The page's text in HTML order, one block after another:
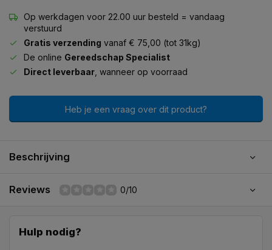
Op werkdagen voor 22.00 uur besteld = vandaag
verstuurd
Gratis verzending vanaf € 75,00 (tot 31kg)
De online Gereedschap Specialist
Direct leverbaar , wanneer op voorraad
Heb je een vraag over dit product?
Beschrijving
Reviews 0/10
Hulp nodig?